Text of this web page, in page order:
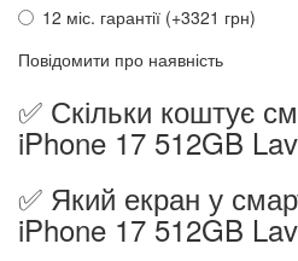
12 міс. гарантії (+3321 грн)
Повідомити про наявність
✅ Скільки коштує
iPhone 17 512GB
✅ Який екран у
iPhone 17 512GB